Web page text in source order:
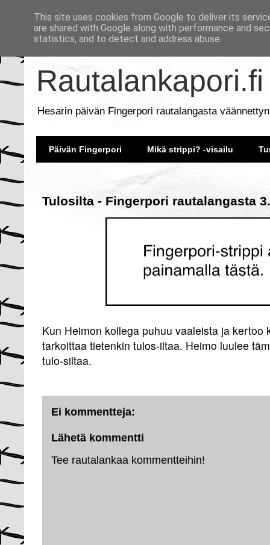
Rautalankapori.fi
Hesarin päivän Fingerpori rautalangasta
Päivän Fingerpori Mikä strippi? -visailu
Tulosilta - Fingerpori rautalangasta
Kun Heimon kollega puhuu vaaleista ja kertoo
tarkoittaa tietenkin tulos-iltaa. Heimo luulee
tulo-siltaa.
Ei kommentteja:
Lähetä kommentti
Tee rautalankaa kommentteihin!
This site uses cookies from Google to deliver its
are shared with Google along with performance and
statistics, and to detect and address abuse.